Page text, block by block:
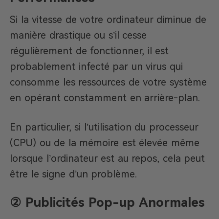
Si la vitesse de votre ordinateur diminue de
manière drastique ou s’il cesse
régulièrement de fonctionner, il est
probablement infecté par un virus qui
consomme les ressources de votre système
en opérant constamment en arrière-plan.
En particulier, si l’utilisation du processeur
(CPU) ou de la mémoire est élevée même
lorsque l’ordinateur est au repos, cela peut
être le signe d’un problème.
② Publicités Pop-up Anormales